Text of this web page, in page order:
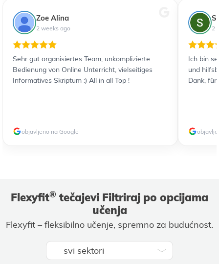
Zoe Alina
2 weeks ago
Sehr gut organisiertes Team, unkomplizierte
Bedienung von Online Unterricht, vielseitiges
Informatives Skriptum :) All in all Top !
objavljeno na Google
2
Ich bin
und
Dank, für
Flexyfit® tečajevi Filtriraj po opcijama
učenja
Flexyfit – fleksibilno učenje, spremno za budućnost.